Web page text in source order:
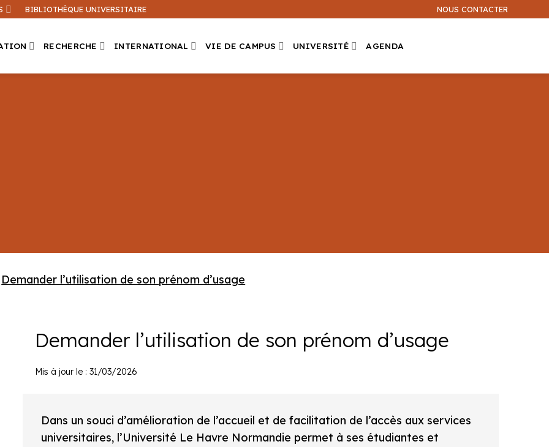
BIBLIOTHÈQUE UNIVERSITAIRE NOUS CONTACTER
RECHERCHE INTERNATIONAL VIE DE CAMPUS UNIVERSITÉ AGENDA
Demander l’utilisation de son prénom d’usage
Demander l’utilisation de son prénom d’usage
Mis à jour le : 31/03/2026
Dans un souci d’amélioration de l’accueil et de facilitation de l’accès aux services
universitaires, l’Université Le Havre Normandie permet à ses étudiantes et